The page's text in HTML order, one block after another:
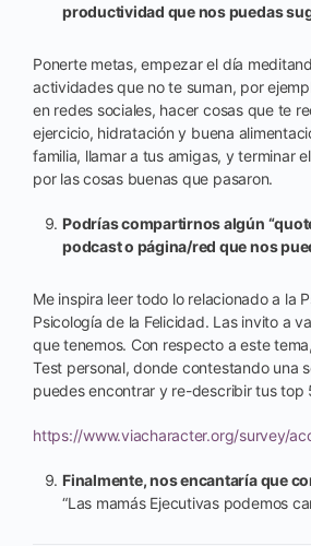
productividad que nos puedas
Ponerte metas, empezar el día
actividades que no te suman, por
en redes sociales, hacer cosas que te
ejercicio, hidratación y buena
familia, llamar a tus amigas, y terminar
por las cosas buenas que pasaron.
Podrías compartirnos algún
podcast o página/red que nos
Me inspira leer todo lo relacionado a la
Psicología de la Felicidad. Las invito a
que tenemos. Con respecto a este
Test personal, donde contestando una
puedes encontrar y re-describir tus top
https://www.viacharacter.org/survey/
Finalmente, nos encantaría que
“Las mamás Ejecutivas podemos